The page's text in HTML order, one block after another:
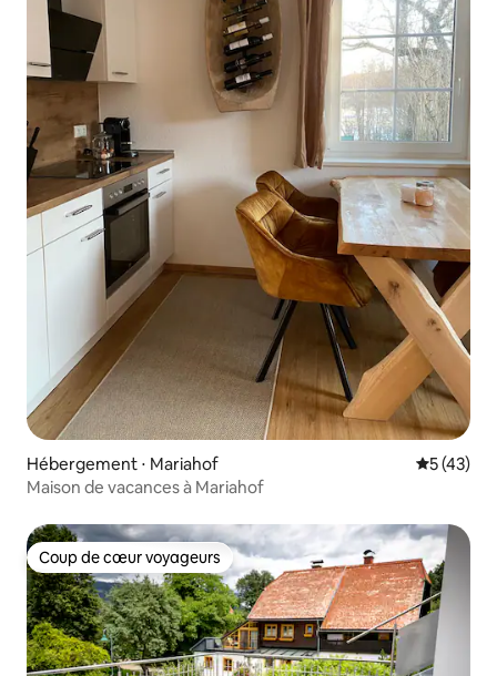
Hébergement ⋅ Mariahof
5 (43)
Maison de vacances à Mariahof
Coup de cœur voyageurs
Coup de cœur voyageurs